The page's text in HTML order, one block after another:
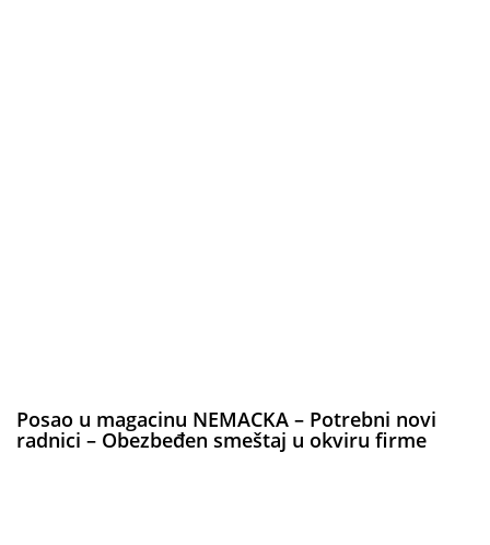
Posao u magacinu NEMACKA – Potrebni novi
radnici – Obezbeđen smeštaj u okviru firme